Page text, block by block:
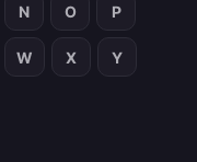
N O P
W X Y